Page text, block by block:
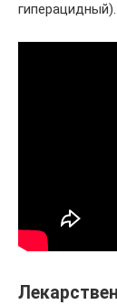
гиперацидный).